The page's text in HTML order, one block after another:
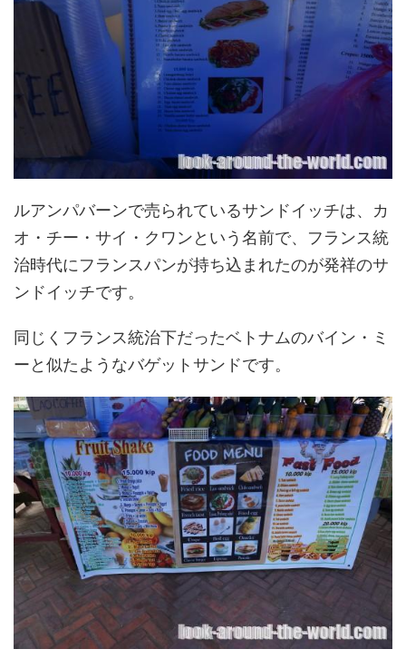
ルアンパバーンで売られているサンドイッチは、カ
オ・チー・サイ・クワンという名前で、フランス統
治時代にフランスパンが持ち込まれたのが発祥のサ
ンドイッチです。
同じくフランス統治下だったベトナムのバイン・ミ
ーと似たようなバゲットサンドです。